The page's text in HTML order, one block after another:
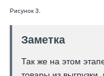
Рисунок 3.
Заметка
Так же на этом